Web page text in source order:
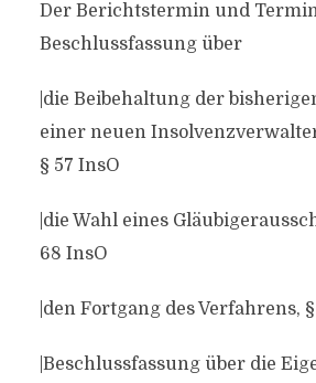
Der Berichtstermin und
Beschlussfassung über
|die Beibehaltung der
einer neuen
§ 57 InsO
|die Wahl eines
68 InsO
|den Fortgang des Verfahrens, §
|Beschlussfassung über die